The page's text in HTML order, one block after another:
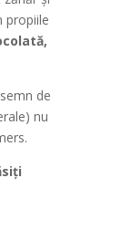
propiile
de
nu